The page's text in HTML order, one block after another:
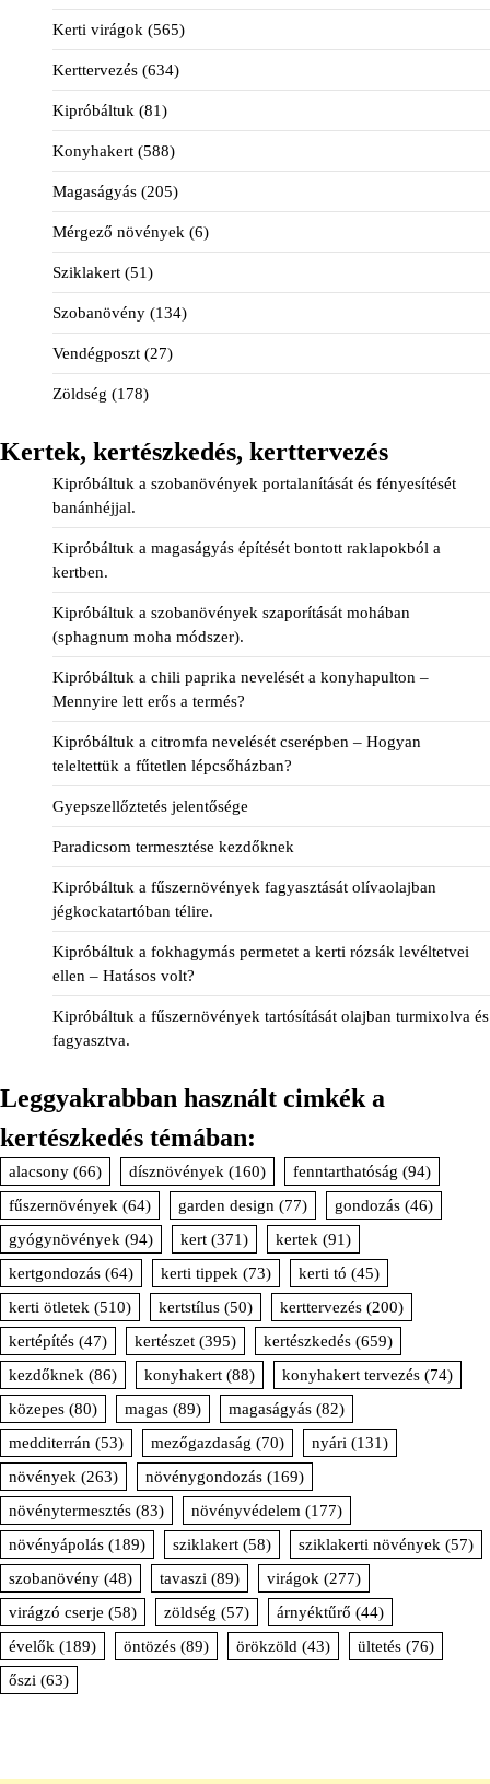
Kerti virágok (565)
Kerttervezés (634)
Kipróbáltuk (81)
Konyhakert (588)
Magaságyás (205)
Mérgező növények (6)
Sziklakert (51)
Szobanövény (134)
Vendégposzt (27)
Zöldség (178)
Kertek, kertészkedés, kerttervezés
Kipróbáltuk a szobanövények portalanítását és fényesítését
banánhéjjal.
Kipróbáltuk a magaságyás építését bontott raklapokból a
kertben.
Kipróbáltuk a szobanövények szaporítását mohában
(sphagnum moha módszer).
Kipróbáltuk a chili paprika nevelését a konyhapulton –
Mennyire lett erős a termés?
Kipróbáltuk a citromfa nevelését cserépben – Hogyan
teleltettük a fűtetlen lépcsőházban?
Gyepszellőztetés jelentősége
Paradicsom termesztése kezdőknek
Kipróbáltuk a fűszernövények fagyasztását olívaolajban
jégkockatartóban télire.
Kipróbáltuk a fokhagymás permetet a kerti rózsák levéltetvei
ellen – Hatásos volt?
Kipróbáltuk a fűszernövények tartósítását olajban turmixolva és
fagyasztva.
Leggyakrabban használt cimkék a
kertészkedés témában:
alacsony (66) dísznövények (160) fenntarthatóság (94)
fűszernövények (64) garden design (77) gondozás (46)
gyógynövények (94) kert (371) kertek (91)
kertgondozás (64) kerti tippek (73) kerti tó (45)
kerti ötletek (510) kertstílus (50) kerttervezés (200)
kertépítés (47) kertészet (395) kertészkedés (659)
kezdőknek (86) konyhakert (88) konyhakert tervezés (74)
közepes (80) magas (89) magaságyás (82)
medditerrán (53) mezőgazdaság (70) nyári (131)
növények (263) növénygondozás (169)
növénytermesztés (83) növényvédelem (177)
növényápolás (189) sziklakert (58) sziklakerti növények (57)
szobanövény (48) tavaszi (89) virágok (277)
virágzó cserje (58) zöldség (57) árnyéktűrő (44)
évelők (189) öntözés (89) örökzöld (43) ültetés (76)
őszi (63)